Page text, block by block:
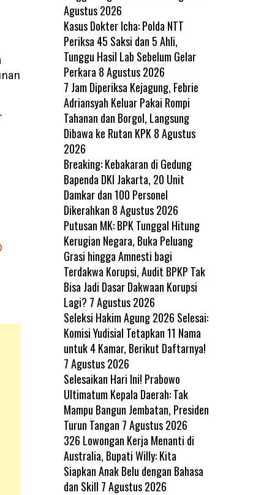
Agustus 2026
Kasus Dokter Icha: Polda NTT
Periksa 45 Saksi dan 5 Ahli,
Tunggu Hasil Lab Sebelum Gelar
Perkara 8 Agustus 2026
7 Jam Diperiksa Kejagung, Febrie
Adriansyah Keluar Pakai Rompi
Tahanan dan Borgol, Langsung
Dibawa ke Rutan KPK 8 Agustus
2026
Breaking: Kebakaran di Gedung
Bapenda DKI Jakarta, 20 Unit
Damkar dan 100 Personel
Dikerahkan 8 Agustus 2026
Putusan MK: BPK Tunggal Hitung
Kerugian Negara, Buka Peluang
Grasi hingga Amnesti bagi
Terdakwa Korupsi, Audit BPKP Tak
Bisa Jadi Dasar Dakwaan Korupsi
Lagi? 7 Agustus 2026
Seleksi Hakim Agung 2026 Selesai:
Komisi Yudisial Tetapkan 11 Nama
untuk 4 Kamar, Berikut Daftarnya!
7 Agustus 2026
Selesaikan Hari Ini! Prabowo
Ultimatum Kepala Daerah: Tak
Mampu Bangun Jembatan, Presiden
Turun Tangan 7 Agustus 2026
326 Lowongan Kerja Menanti di
Australia, Bupati Willy: Kita
Siapkan Anak Belu dengan Bahasa
dan Skill 7 Agustus 2026